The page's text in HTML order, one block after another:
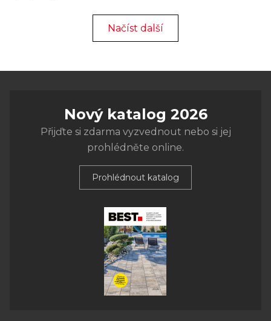
Načíst další
Nový katalog 2026
Přijďte si zdarma vyzvednout nebo si jej
prohlédněte online.
Prohlédnout katalog